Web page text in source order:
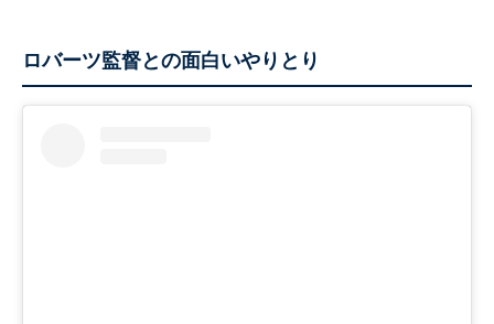
ロバーツ監督との面白いやりとり